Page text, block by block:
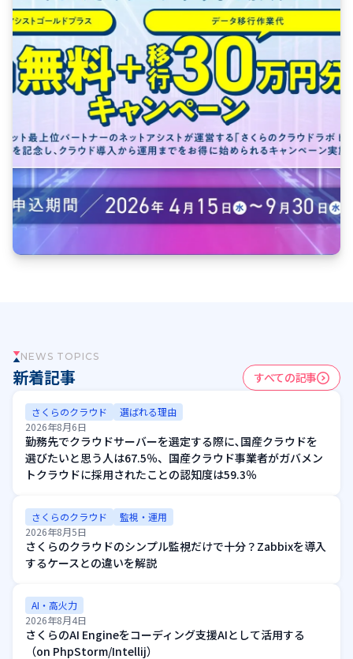
NEWS TOPICS
新着記事 すべての記事
さくらのクラウド
選ばれる理由
2026年8月6日
勤務先でクラウドサーバーを選定する際に､国産クラウドを
選びたいと思う人は67.5％、国産クラウド事業者がガバメン
トクラウドに採用されたことの認知度は59.3％
さくらのクラウド
監視・運用
2026年8月5日
さくらのクラウドのシンプル監視だけで十分？Zabbixを導入
するケースとの違いを解説
AI・高火力
2026年8月4日
さくらのAI Engineをコーディング支援AIとして活用する
（on PhpStorm/Intellij）